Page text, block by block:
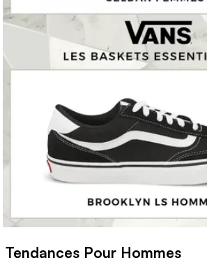
Tendances Pour Hommes